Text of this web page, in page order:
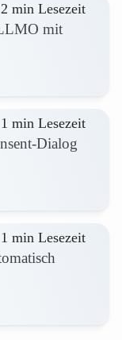
2 min Lesezeit
mit
1 min Lesezeit
Dialog
1 min Lesezeit